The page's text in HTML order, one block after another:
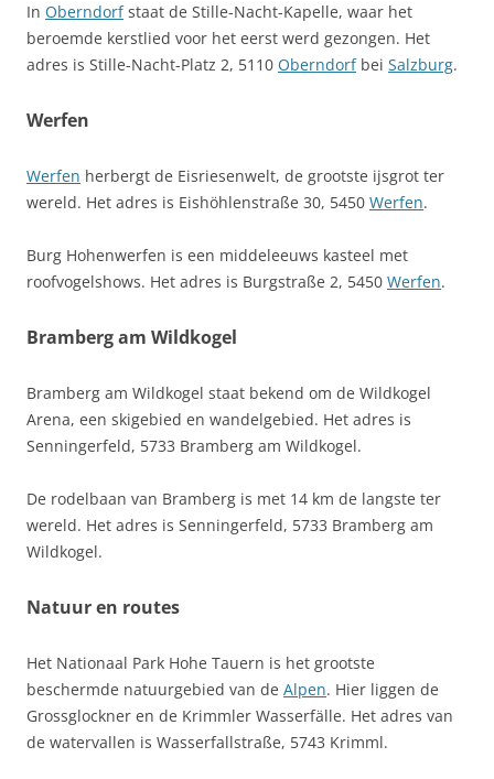
In Oberndorfstaat de Stille-Nacht-Kapelle, waar het
beroemde kerstlied voor het eerst werd gezongen. Het
adres is Stille-Nacht-Platz 2, 5110 Oberndorfbei Salzburg.
Werfen
Werfen herbergt de Eisriesenwelt, de grootste ijsgrot ter
wereld. Het adres is Eishöhlenstraße 30, 5450 Werfen.
Burg Hohenwerfen is een middeleeuws kasteel met
roofvogelshows. Het adres is Burgstraße 2, 5450 Werfen.
Bramberg am Wildkogel
Bramberg am Wildkogel staat bekend om de Wildkogel
Arena, een skigebied en wandelgebied. Het adres is
Senningerfeld, 5733 Bramberg am Wildkogel.
De rodelbaan van Bramberg is met 14 km de langste ter
wereld. Het adres is Senningerfeld, 5733 Bramberg am
Wildkogel.
Natuur en routes
Het Nationaal Park Hohe Tauern is het grootste
beschermde natuurgebied van de Alpen. Hier liggen de
Grossglockner en de Krimmler Wasserfälle. Het adres van
de watervallen is Wasserfallstraße, 5743 Krimml.